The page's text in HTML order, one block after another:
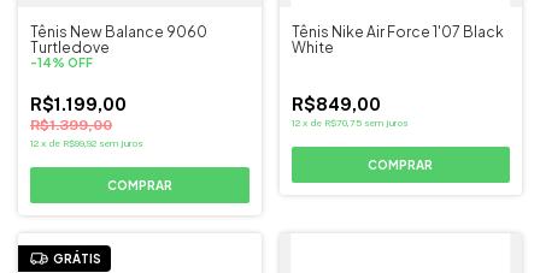
Tênis New Balance 9060
Turtledove
-14% OFF
R$1.199,00
R$1.399,00
12 x de R$99,92 sem juros
COMPRAR
Tênis Nike Air Force 1'07 Black
White
R$849,00
12 x de R$70,75 sem juros
COMPRAR
GRÁTIS